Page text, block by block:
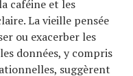
caféine et les
La vieille pensée
ou exacerber les
données, y compris
suggèrent